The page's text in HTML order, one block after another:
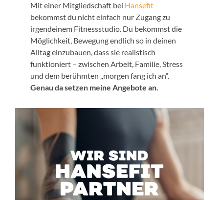
Mit einer Mitgliedschaft bei Hansefit
bekommst du nicht einfach nur Zugang zu
irgendeinem Fitnessstudio. Du bekommst die
Möglichkeit, Bewegung endlich so in deinen
Alltag einzubauen, dass sie realistisch
funktioniert – zwischen Arbeit, Familie, Stress
und dem berühmten „morgen fang ich an“.
Genau da setzen meine Angebote an.